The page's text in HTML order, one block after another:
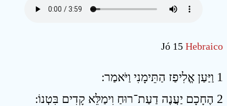
Jó 15 Hebraico
1 וַיַּעַן אֱלִיפַז הַתֵּימָנִי וַיֹּאמַר ׃
2 הֶחָכָם יַעֲנֶה דַעַת־רוּחַ וִימַלֵּא קָדִים בִּטְנוֹ ׃